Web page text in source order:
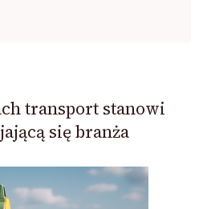
transport stanowi
się branża